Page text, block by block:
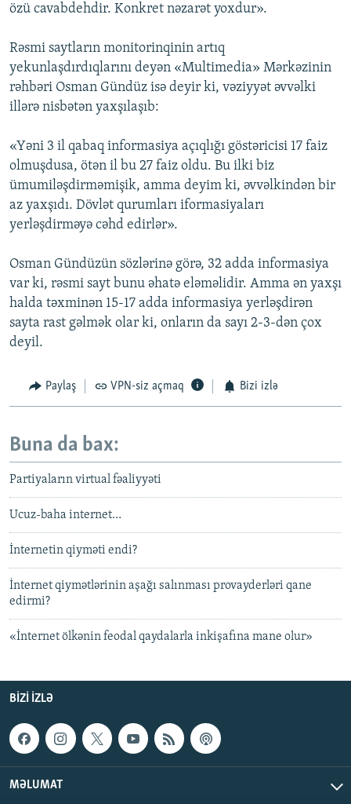
özü cavabdehdir. Konkret nəzarət yoxdur».
Rəsmi saytların monitorinqinin artıq
yekunlaşdırdıqlarını deyən «Multimedia» Mərkəzinin
rəhbəri Osman Gündüz isə deyir ki, vəziyyət əvvəlki
illərə nisbətən yaxşılaşıb:
«Yəni 3 il qabaq informasiya açıqlığı göstəricisi 17 faiz
olmuşdusa, ötən il bu 27 faiz oldu. Bu ilki biz
ümumiləşdirməmişik, amma deyim ki, əvvəlkindən bir
az yaxşıdı. Dövlət qurumları iformasiyaları
yerləşdirməyə cəhd edirlər».
Osman Gündüzün sözlərinə görə, 32 adda informasiya
var ki, rəsmi sayt bunu əhatə eləməlidir. Amma ən yaxşı
halda təxminən 15-17 adda informasiya yerləşdirən
sayta rast gəlmək olar ki, onların da sayı 2-3-dən çox
deyil.
Paylaş VPN-siz açmaq Bizi izlə
Buna da bax:
Partiyaların virtual fəaliyyəti
Ucuz-baha internet…
İnternetin qiyməti endi?
İnternet qiymətlərinin aşağı salınması provayderləri qane
edirmi?
«İnternet ölkənin feodal qaydalarla inkişafına mane olur»
BIZI IZLƏ
MƏLUMAT